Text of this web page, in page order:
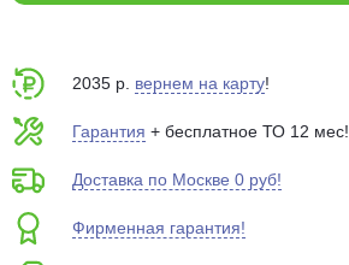
2035 р. вернем на карту!
Гарантия + бесплатное ТО 12 мес!
Доставка по Москве 0 руб!
Фирменная гарантия!
Оставшиеся75% будут
Подробнее